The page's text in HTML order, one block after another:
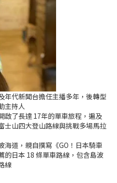
年代新聞台擔任主播多年，後轉型
主持人
啟了長達 17年的單車旅程，遍及
士山四大登山路線與挑戰多場馬拉
海道，親自撰寫《GO！日本騎車
的日本 18 條單車路線，包含島波
線